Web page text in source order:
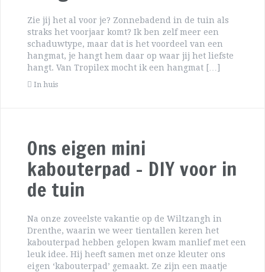
Zie jij het al voor je? Zonnebadend in de tuin als
straks het voorjaar komt? Ik ben zelf meer een
schaduwtype, maar dat is het voordeel van een
hangmat, je hangt hem daar op waar jij het liefste
hangt. Van Tropilex mocht ik een hangmat […]
In huis
Ons eigen mini
kabouterpad – DIY voor in
de tuin
Na onze zoveelste vakantie op de Wiltzangh in
Drenthe, waarin we weer tientallen keren het
kabouterpad hebben gelopen kwam manlief met een
leuk idee. Hij heeft samen met onze kleuter ons
eigen ‘kabouterpad’ gemaakt. Ze zijn een maatje